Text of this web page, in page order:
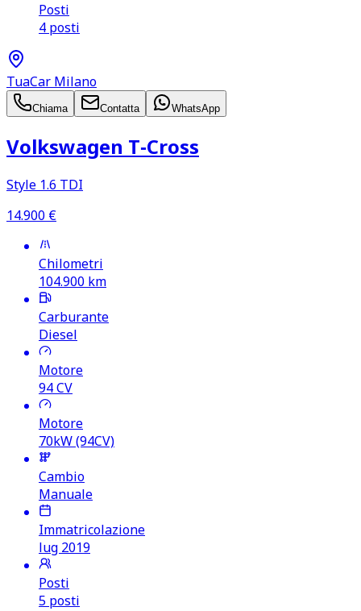
Posti
4 posti
TuaCar Milano
Chiama Contatta WhatsApp
Volkswagen T‑Cross
Style 1.6 TDI
14.900 €
Chilometri
104.900 km
Carburante
Diesel
Motore
94CV
Motore
70kW (94CV)
Cambio
Manuale
Immatricolazione
lug 2019
Posti
5 posti